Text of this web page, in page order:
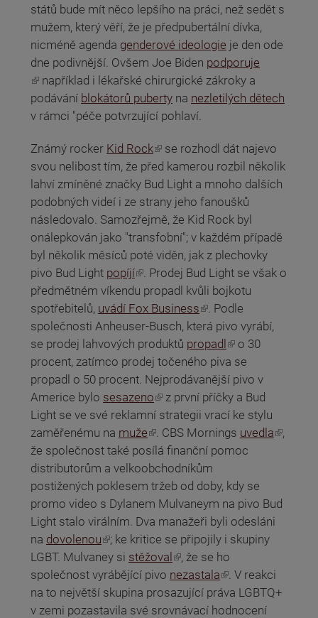
států bude mít něco lepšího na práci, než sedět s
mužem, který věří, že je předpubertální dívka,
nicméně agenda genderové ideologie je den ode
dne podivnější. Ovšem Joe Biden podporuje
(odkaz je externí)
například i lékařské chirurgické zákroky a
podávání blokátorů puberty na nezletilých dětech
v rámci "péče potvrzující pohlaví.
Známý rocker Kid Rock
(odkaz je externí)
se rozhodl dát najevo
svou nelibost tím, že před kamerou rozbil několik
lahví zmíněné značky Bud Light a mnoho dalších
podobných videí i ze strany jeho fanoušků
následovalo. Samozřejmě, že Kid Rock byl
onálepkován jako "transfobní"; v každém případě
byl několik měsíců poté viděn, jak z plechovky
pivo Bud Light popíjí
(odkaz je externí)
. Prodej Bud Light se však o
předmětném víkendu propadl kvůli bojkotu
spotřebitelů, uvádí Fox Business
(odkaz je externí)
. Podle
společnosti Anheuser-Busch, která pivo vyrábí,
se prodej lahvových produktů propadl
(odkaz je externí)
o 30
procent, zatímco prodej točeného piva se
propadl o 50 procent. Nejprodávanější pivo v
Americe bylo sesazeno
(odkaz je externí)
z první příčky a Bud
Light se ve své reklamní strategii vrací ke stylu
zaměřenému na muže
(odkaz je externí) . CBS Mornings uvedla
(odkaz je externí)
,
že společnost také posílá finanční pomoc
distributorům a velkoobchodníkům
postižených poklesem tržeb od doby, kdy se
promo video s Dylanem Mulvaneym na pivo Bud
Light stalo virálním. Dva manažeři byli odesláni
na dovolenou
(odkaz je externí)
; ke kritice se připojily i skupiny
LGBT. Mulvaney si stěžoval
(odkaz je externí)
, že se ho
společnost vyrábějící pivo nezastala
(odkaz je externí)
. V reakci
na to největší skupina prosazující práva LGBTQ+
v zemi pozastavila své srovnávací hodnocení